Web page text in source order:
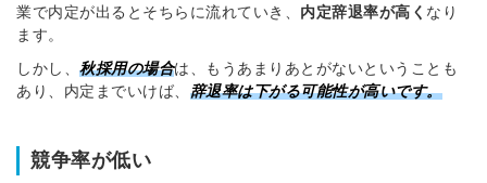
業で内定が出るとそちらに流れていき、 内定辞退率が高く なり
ます。
しかし、 秋採用の場合は、もうあまりあとがないということも
あり、内定までいけば、 辞退率は下がる可能性が高いです。
競争率が低い
する
れですか？
利用規約 と個人情報の取り扱いについて
同意のうえ